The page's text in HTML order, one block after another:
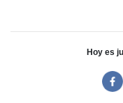
Hoy es